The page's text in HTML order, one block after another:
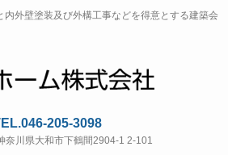
内外壁塗装及び外構工事などを得意とする建築会
205-3098
奈川県大和市下鶴間2904-1 2-101